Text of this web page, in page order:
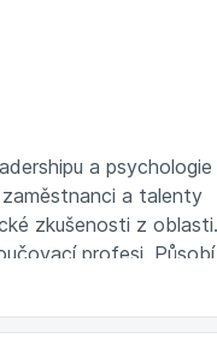
a psychologie
a talenty
zkušenosti z oblasti
profesi. Působí